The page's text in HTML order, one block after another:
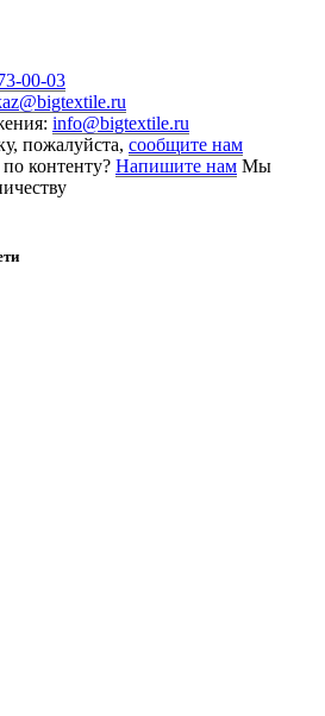
00-03
info@bigtextile.ru
пожалуйста, сообщите нам
контенту? Напишите нам Мы